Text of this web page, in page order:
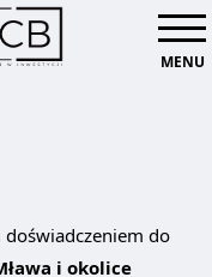
MENU
do
i okolice